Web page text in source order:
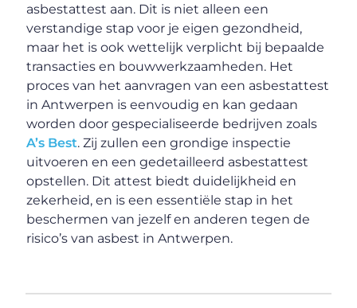
asbestattest aan. Dit is niet alleen een
verstandige stap voor je eigen gezondheid,
maar het is ook wettelijk verplicht bij bepaalde
transacties en bouwwerkzaamheden. Het
proces van het aanvragen van een asbestattest
in Antwerpen is eenvoudig en kan gedaan
worden door gespecialiseerde bedrijven zoals
A’s Best. Zij zullen een grondige inspectie
uitvoeren en een gedetailleerd asbestattest
opstellen. Dit attest biedt duidelijkheid en
zekerheid, en is een essentiële stap in het
beschermen van jezelf en anderen tegen de
risico’s van asbest in Antwerpen.